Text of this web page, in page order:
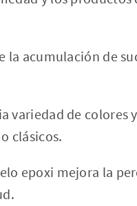
la acumulación de
variedad de colores
clásicos.
epoxi mejora la